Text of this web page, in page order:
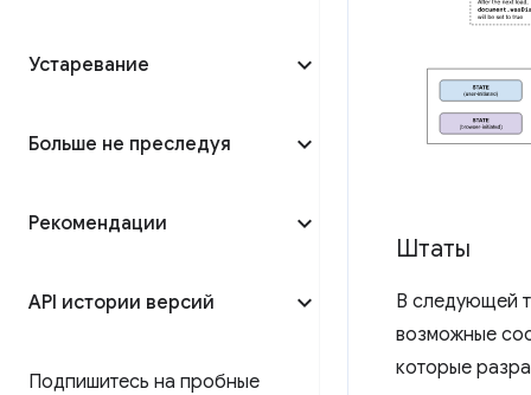
Устаревание
Больше не преследуя
Рекомендации
API истории версий
Подпишитесь на пробные
Штаты
В следующей
возможные
которые